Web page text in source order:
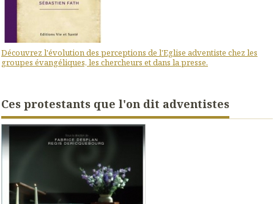
Découvrez l'évolution des perceptions de l'Eglise adventiste chez les
groupes évangéliques, les chercheurs et dans la presse.
Ces protestants que l'on dit adventistes